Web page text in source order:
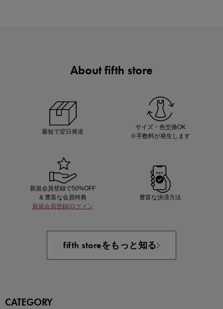
About fifth store
最短で翌日発送
サイズ・色交換OK
※手数料が発生します
新規会員登録で50%OFF
& 豊富な会員特典
新規会員登録/ログイン
豊富な決済方法
fifth storeをもっと知る
CATEGORY